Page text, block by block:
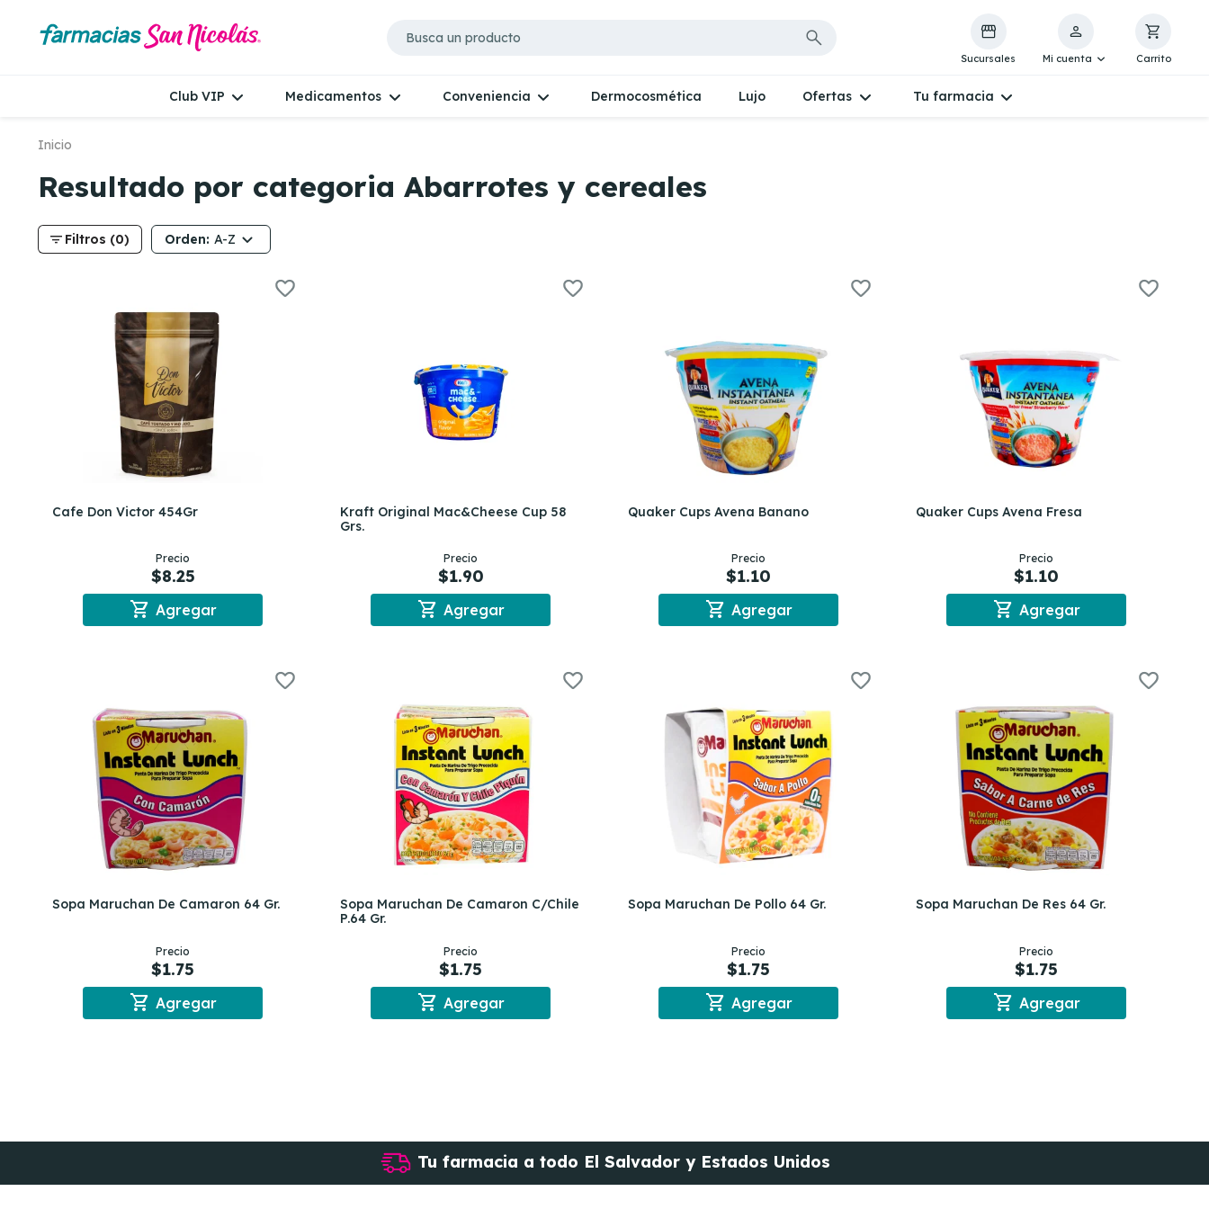
Sucursales Mi cuenta Carrito
Club VIP Medicamentos Conveniencia Dermocosmética Lujo Ofertas Tu farmacia
Inicio
Resultado por categoria Abarrotes y cereales
filter_list Filtros (0) Orden: A-Z
Cafe Don Victor 454Gr
Precio
$8.25
shopping_cart Agregar
Kraft Original Mac&Cheese Cup 58
Grs.
Precio
$1.90
shopping_cart Agregar
Quaker Cups Avena Banano
Precio
$1.10
shopping_cart Agregar
Quaker Cups Avena Fresa
Precio
$1.10
shopping_cart Agregar
Sopa Maruchan De Camaron 64 Gr.
Precio
$1.75
shopping_cart Agregar
Sopa Maruchan De Camaron C/Chile
P.64 Gr.
Precio
$1.75
shopping_cart Agregar
Sopa Maruchan De Pollo 64 Gr.
Precio
$1.75
shopping_cart Agregar
Sopa Maruchan De Res 64 Gr.
Precio
$1.75
shopping_cart Agregar
Tu farmacia a todo El Salvador y Estados Unidos